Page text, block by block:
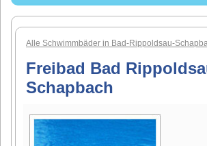
Alle Schwimmbäder in Bad-Rippoldsau-
Freibad Bad
Schapbach